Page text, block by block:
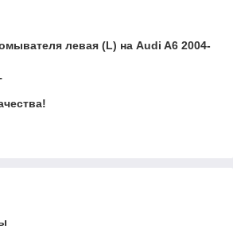
левая (L) на Audi A6 2004-